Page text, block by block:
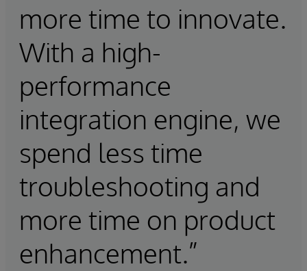
more time to innovate.
With a high-
performance
integration engine, we
spend less time
troubleshooting and
more time on product
enhancement.”